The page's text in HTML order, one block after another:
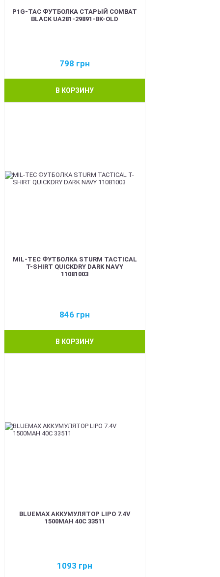
P1G-TAC ФУТБОЛКА СТАРЫЙ COMBAT
BLACK UA281-29891-BK-OLD
798 грн
В КОРЗИНУ
MIL-TEC ФУТБОЛКА STURM TACTICAL
T-SHIRT QUICKDRY DARK NAVY
11081003
846 грн
В КОРЗИНУ
BLUEMAX АККУМУЛЯТОР LIPO 7.4V
1500MAH 40C 33511
1093 грн